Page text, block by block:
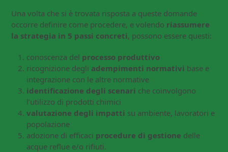
Una volta che si è trovata risposta a queste domande
occorre definire come procedere, e volendo riassumere
la strategia in 5 passi concreti, possono essere questi:
conoscenza del processo produttivo
ricognizione degli adempimenti normativi base e
integrazione con le altre normative
identificazione degli scenari che coinvolgono
l’utilizzo di prodotti chimici
valutazione degli impatti su ambiente, lavoratori e
popolazione
adozione di efficaci procedure di gestione delle
acque reflue e/o rifiuti.